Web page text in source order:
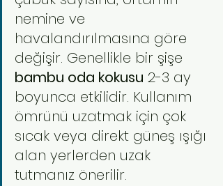
nemine ve
havalandırılmasına göre
değişir. Genellikle bir şişe
bambu oda kokusu 2-3 ay
boyunca etkilidir. Kullanım
ömrünü uzatmak için çok
sıcak veya direkt güneş ışığı
alan yerlerden uzak
tutmanız önerilir.